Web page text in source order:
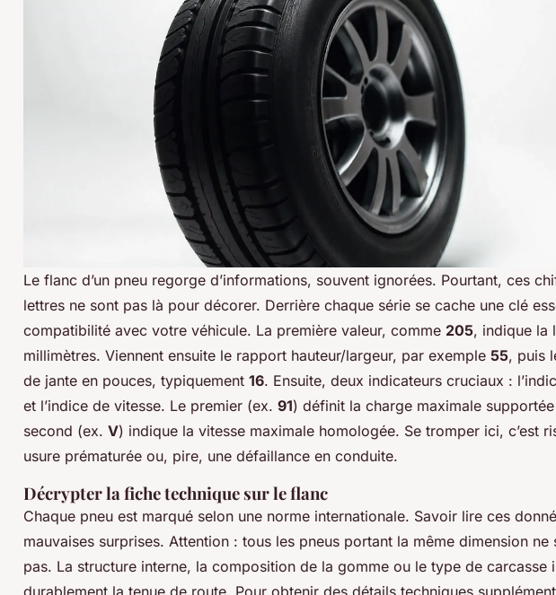
Le flanc d’un pneu regorge d’informations, souvent ignorées. Pourtant, ces
lettres ne sont pas là pour décorer. Derrière chaque série se cache une clé
compatibilité avec votre véhicule. La première valeur, comme 205, indique la
millimètres. Viennent ensuite le rapport hauteur/largeur, par exemple 55, puis
de jante en pouces, typiquement 16. Ensuite, deux indicateurs cruciaux :
et l’indice de vitesse. Le premier (ex. 91) définit la charge maximale
second (ex. V) indique la vitesse maximale homologée. Se tromper ici, c’est
usure prématurée ou, pire, une défaillance en conduite.
Décrypter la fiche technique sur le flanc
Chaque pneu est marqué selon une norme internationale. Savoir lire ces
mauvaises surprises. Attention : tous les pneus portant la même dimension ne
pas. La structure interne, la composition de la gomme ou le type de carcasse